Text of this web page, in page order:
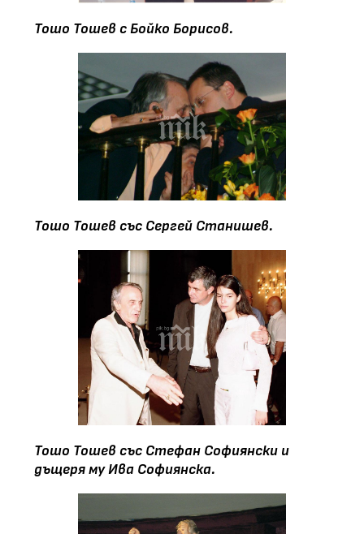
Тошо Тошев с Бойко Борисов.
Тошо Тошев със Сергей Станишев.
Тошо Тошев със Стефан Софиянски и
дъщеря му Ива Софиянска.